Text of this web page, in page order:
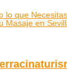
lo que
Masaje en